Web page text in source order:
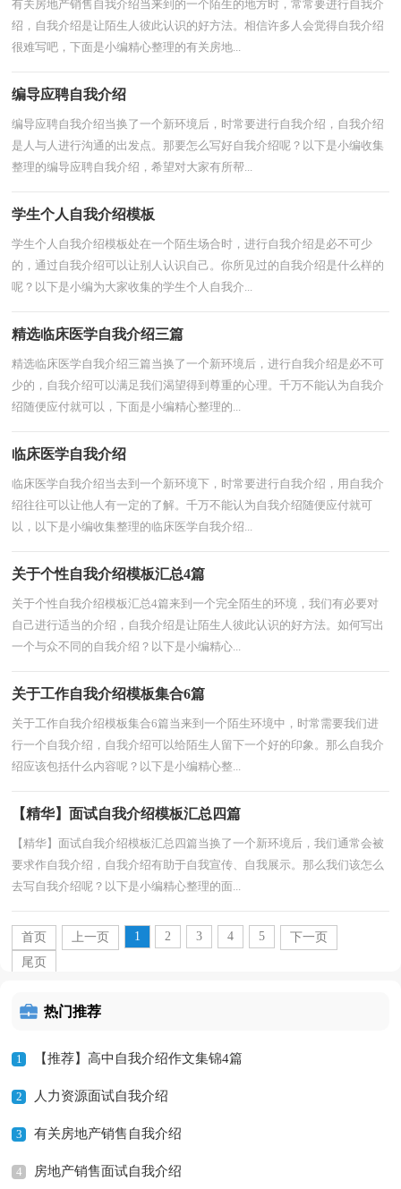
有关房地产销售自我介绍当来到的一个陌生的地方时，常常要进行自我介
绍，自我介绍是让陌生人彼此认识的好方法。相信许多人会觉得自我介绍
很难写吧，下面是小编精心整理的有关房地...
编导应聘自我介绍
编导应聘自我介绍当换了一个新环境后，时常要进行自我介绍，自我介绍
是人与人进行沟通的出发点。那要怎么写好自我介绍呢？以下是小编收集
整理的编导应聘自我介绍，希望对大家有所帮...
学生个人自我介绍模板
学生个人自我介绍模板处在一个陌生场合时，进行自我介绍是必不可少
的，通过自我介绍可以让别人认识自己。你所见过的自我介绍是什么样的
呢？以下是小编为大家收集的学生个人自我介...
精选临床医学自我介绍三篇
精选临床医学自我介绍三篇当换了一个新环境后，进行自我介绍是必不可
少的，自我介绍可以满足我们渴望得到尊重的心理。千万不能认为自我介
绍随便应付就可以，下面是小编精心整理的...
临床医学自我介绍
临床医学自我介绍当去到一个新环境下，时常要进行自我介绍，用自我介
绍往往可以让他人有一定的了解。千万不能认为自我介绍随便应付就可
以，以下是小编收集整理的临床医学自我介绍...
关于个性自我介绍模板汇总4篇
关于个性自我介绍模板汇总4篇来到一个完全陌生的环境，我们有必要对
自己进行适当的介绍，自我介绍是让陌生人彼此认识的好方法。如何写出
一个与众不同的自我介绍？以下是小编精心...
关于工作自我介绍模板集合6篇
关于工作自我介绍模板集合6篇当来到一个陌生环境中，时常需要我们进
行一个自我介绍，自我介绍可以给陌生人留下一个好的印象。那么自我介
绍应该包括什么内容呢？以下是小编精心整...
【精华】面试自我介绍模板汇总四篇
【精华】面试自我介绍模板汇总四篇当换了一个新环境后，我们通常会被
要求作自我介绍，自我介绍有助于自我宣传、自我展示。那么我们该怎么
去写自我介绍呢？以下是小编精心整理的面...
首页 上一页 1 2 3 4 5
下一页
尾页
热门推荐
1 【推荐】高中自我介绍作文集锦4篇
2 人力资源面试自我介绍
3 有关房地产销售自我介绍
4 房地产销售面试自我介绍